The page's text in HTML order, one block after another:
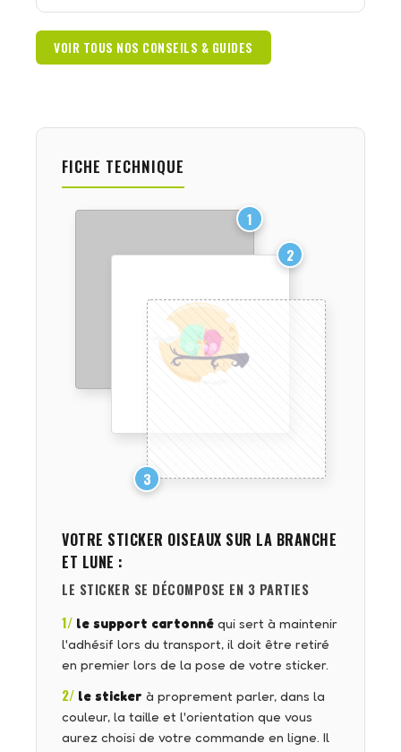
VOIR TOUS NOS CONSEILS & GUIDES
FICHE TECHNIQUE
1
2
3
VOTRE STICKER OISEAUX SUR LA BRANCHE
ET LUNE :
LE STICKER SE DÉCOMPOSE EN 3 PARTIES
1/ le support cartonné qui sert à maintenir
l'adhésif lors du transport, il doit être retiré
en premier lors de la pose de votre sticker.
2/ le sticker à proprement parler, dans la
couleur, la taille et l'orientation que vous
aurez choisi de votre commande en ligne. Il